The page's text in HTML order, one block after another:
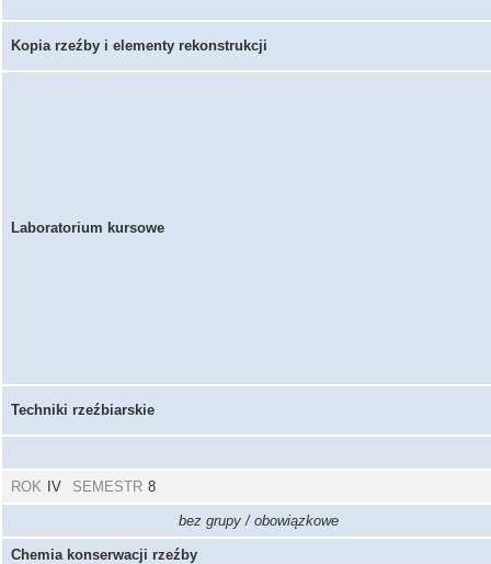
Kopia rzeźby i elementy rekonstrukcji
Laboratorium kursowe
Techniki rzeźbiarskie
ROK IV SEMESTR 8
bez grupy / obowiązkowe
Chemia konserwacji rzeźby